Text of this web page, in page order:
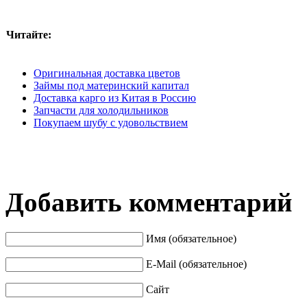
Читайте:
Оригинальная доставка цветов
Займы под материнский капитал
Доставка карго из Китая в Россию
Запчасти для холодильников
Покупаем шубу с удовольствием
Добавить комментарий
Имя (обязательное)
E-Mail (обязательное)
Сайт